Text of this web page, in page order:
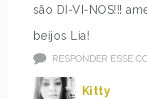
são DI-VI-NOS!!!
beijos Lia!
RESPONDER ESSE
Kitty